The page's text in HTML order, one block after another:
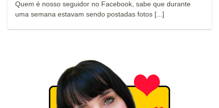
Quem é nosso seguidor no Facebook, sabe que durante
uma semana estavam sendo postadas fotos [...]